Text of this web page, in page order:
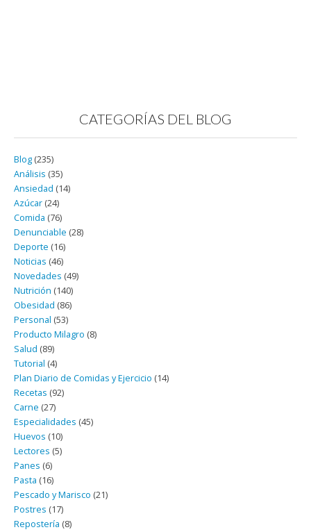
CATEGORÍAS DEL BLOG
Blog (235)
Análisis (35)
Ansiedad (14)
Azúcar (24)
Comida (76)
Denunciable (28)
Deporte (16)
Noticias (46)
Novedades (49)
Nutrición (140)
Obesidad (86)
Personal (53)
Producto Milagro (8)
Salud (89)
Tutorial (4)
Plan Diario de Comidas y Ejercicio (14)
Recetas (92)
Carne (27)
Especialidades (45)
Huevos (10)
Lectores (5)
Panes (6)
Pasta (16)
Pescado y Marisco (21)
Postres (17)
Repostería (8)